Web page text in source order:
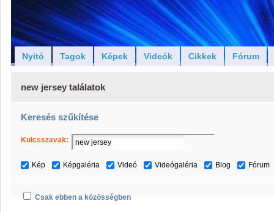
Nyitó Tagok Képek Videók Cikkek Fórum
new jersey találatok
Keresés szűkítése
Kulcsszavak:
Kép Képgaléria Videó Videógaléria Blog Fórum
Csak ebben a közösségben